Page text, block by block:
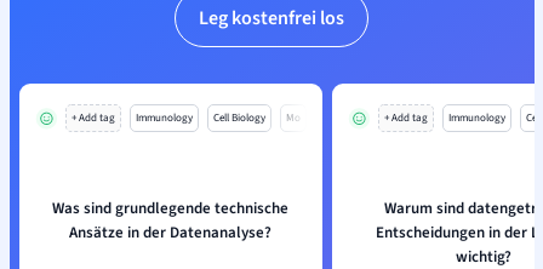
Leg kostenfrei los
+ Add tag Immunology Cell Biology Mo
Was sind grundlegende technische
Ansätze in der Datenanalyse?
+ Add tag Immunology
Warum sind
Entscheidungen in der
wichtig?